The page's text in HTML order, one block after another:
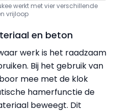
werkt met vier verschillende
vrijloop
en beton
werk is het raadzaam
Bij het gebruik van
mee met de klok
hamerfunctie de
beweegt. Dit